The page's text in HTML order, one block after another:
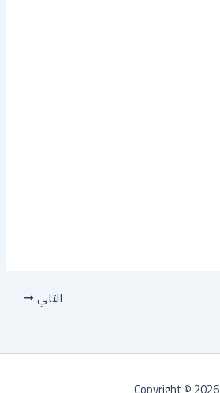
التالي